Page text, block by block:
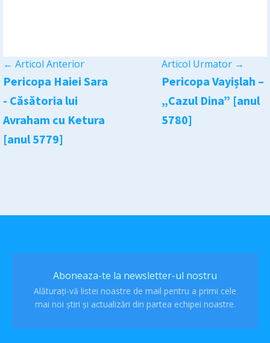
← Articol Anterior
Pericopa Haiei Sara
- Căsătoria lui
Avraham cu Ketura
[anul 5779]
Articol Urmator →
Pericopa Vayișlah –
„Cazul Dina” [anul
5780]
Aboneaza-te la newsletter-ul nostru
Alăturați-vă listei noastre de mail pentru a primi cele
mai noi știri și actualizări din partea echipei noastre.